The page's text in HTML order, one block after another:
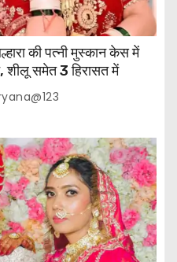
की पत्नी मुस्कान केस में
शीलू समेत 3 हिरासत में